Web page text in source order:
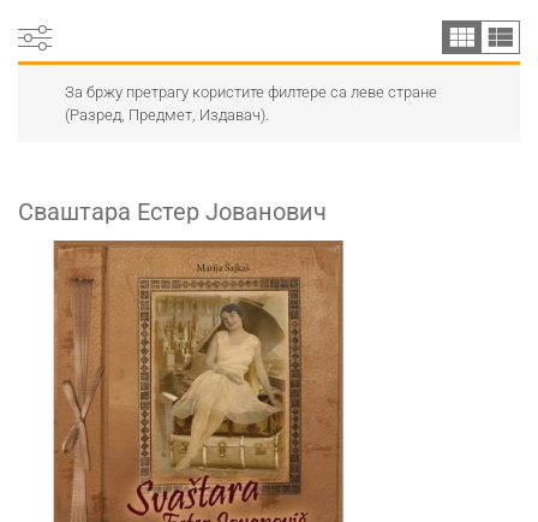
За бржу претрагу користите филтере са леве стране
(Разред, Предмет, Издавач).
Сваштара Естер Јованович